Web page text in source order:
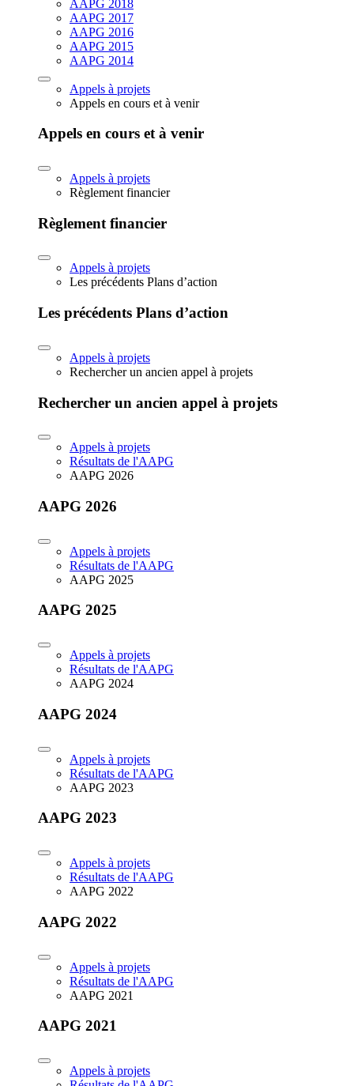
AAPG 2018
AAPG 2017
AAPG 2016
AAPG 2015
AAPG 2014
Appels à projets
Appels en cours et à venir
Appels en cours et à venir
Appels à projets
Règlement financier
Règlement financier
Appels à projets
Les précédents Plans d’action
Les précédents Plans d’action
Appels à projets
Rechercher un ancien appel à projets
Rechercher un ancien appel à projets
Appels à projets
Résultats de l'AAPG
AAPG 2026
AAPG 2026
Appels à projets
Résultats de l'AAPG
AAPG 2025
AAPG 2025
Appels à projets
Résultats de l'AAPG
AAPG 2024
AAPG 2024
Appels à projets
Résultats de l'AAPG
AAPG 2023
AAPG 2023
Appels à projets
Résultats de l'AAPG
AAPG 2022
AAPG 2022
Appels à projets
Résultats de l'AAPG
AAPG 2021
AAPG 2021
Appels à projets